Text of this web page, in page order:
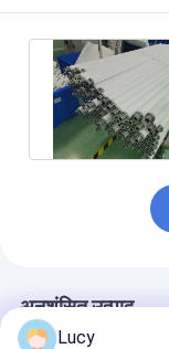
अनुशंसित उत्पाद
Lucy